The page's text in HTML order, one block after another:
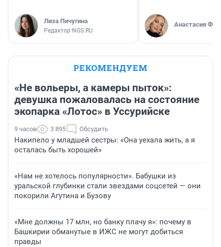
Лиза Пичугина
Редактор NGS.RU
Анастасия
РЕКОМЕНДУЕМ
«Не вольеры, а камеры пыток»:
девушка пожаловалась на состояние
экопарка «Лотос» в Уссурийске
9 часов 3 895 Обсудить
Накипело у младшей сестры: «Она уехала жить, а я
осталась быть хорошей»
«Нам не хотелось популярности». Бабушки из
уральской глубинки стали звездами соцсетей — они
покорили Агутина и Бузову
«Мне должны 17 млн, но банку плачу я»: почему в
Башкирии обманутые в ИЖС не могут добиться
правды